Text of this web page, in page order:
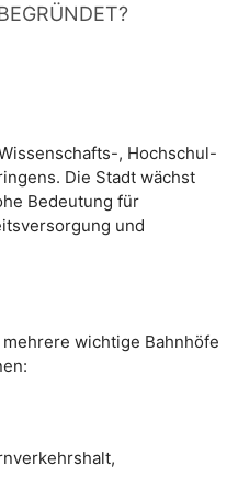
, Hochschul-
Die Stadt wächst
Bedeutung für
und
wichtige Bahnhöfe